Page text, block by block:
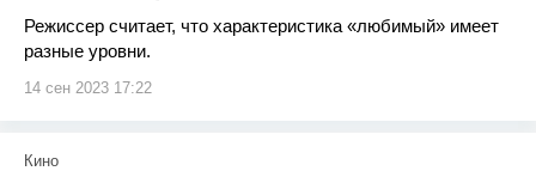
Режиссер считает, что характеристика «любимый» имеет
разные уровни.
14 сен 2023 17:22
Кино